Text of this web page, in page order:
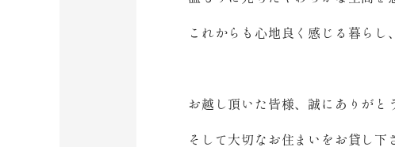
これからも心地良く感じる暮らし
お越し頂いた皆様、誠にありがと
そして大切なお住まいをお貸し